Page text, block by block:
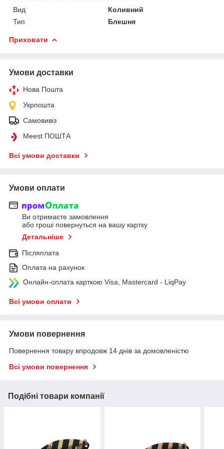
Вид
Коливний
Тип
Блешня
Приховати
Умови доставки
Нова Пошта
Укрпошта
Самовивіз
Meest ПОШТА
Всі умови доставки
Умови оплати
Ви отримаєте замовлення
або гроші повернуться на вашу картку
Детальніше
Післяплата
Оплата на рахунок
Онлайн-оплата карткою Visa, Mastercard - LiqPay
Всі умови оплати
Умови повернення
Повернення товару впродовж 14 днів за домовленістю
Всі умови повернення
Подібні товари компанії